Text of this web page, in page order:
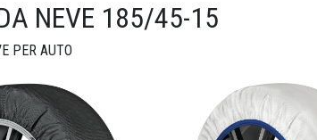
NEVE 185/45-15
PER AUTO